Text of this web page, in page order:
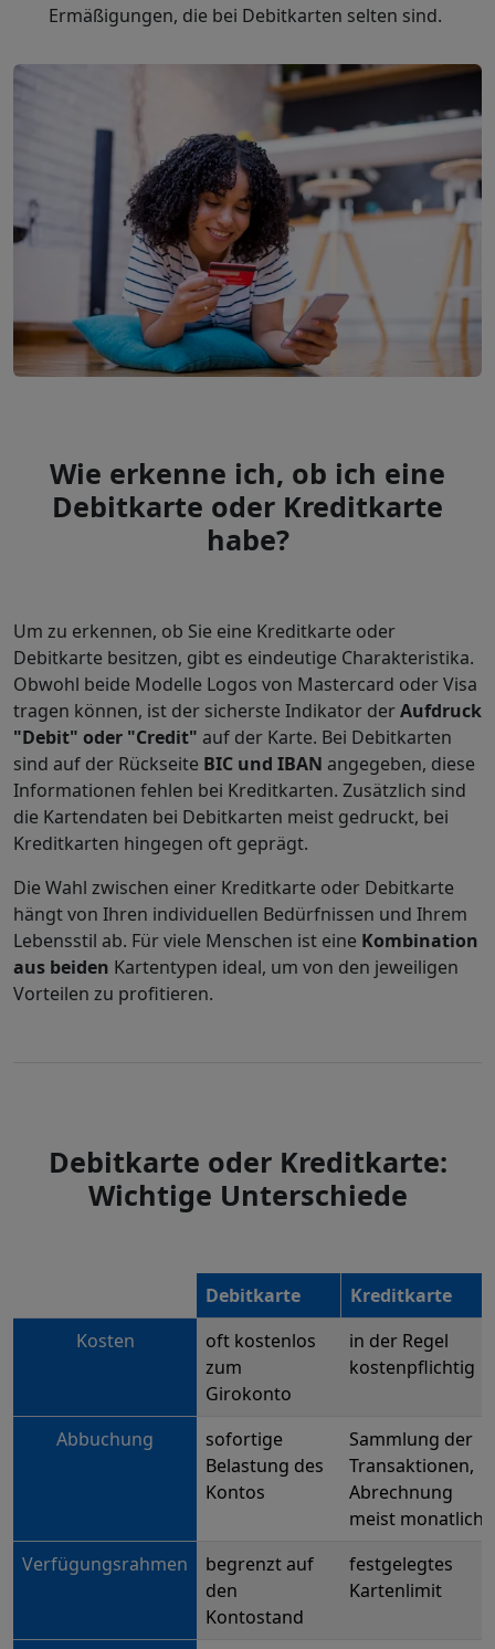
Ermäßigungen, die bei Debitkarten selten sind.
Wie erkenne ich, ob ich eine
Debitkarte oder Kreditkarte
habe?
Um zu erkennen, ob Sie eine Kreditkarte oder
Debitkarte besitzen, gibt es eindeutige Charakteristika.
Obwohl beide Modelle Logos von Mastercard oder Visa
tragen können, ist der sicherste Indikator derAufdruck
"Debit" oder "Credit" auf der Karte. Bei Debitkarten
sind auf der Rückseite BIC und IBAN angegeben, diese
Informationen fehlen bei Kreditkarten. Zusätzlich sind
die Kartendaten bei Debitkarten meist gedruckt, bei
Kreditkarten hingegen oft geprägt.
Die Wahl zwischen einer Kreditkarte oder Debitkarte
hängt von Ihren individuellen Bedürfnissen und Ihrem
Lebensstil ab. Für viele Menschen ist eine Kombination
aus beiden Kartentypen ideal, um von den jeweiligen
Vorteilen zu profitieren.
Debitkarte oder Kreditkarte:
Wichtige Unterschiede
Debitkarte
Kreditkarte
Kosten
oft kostenlos
zum
Girokonto
in der Regel
kostenpflichtig
Abbuchung
sofortige
Belastung des
Kontos
Sammlung der
Transaktionen,
Abrechnung
meist monatlich
Verfügungsrahmen
begrenzt auf
den
Kontostand
festgelegtes
Kartenlimit